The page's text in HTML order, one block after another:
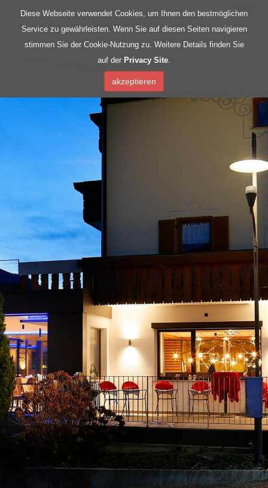
de|it
Diese Webseite verwendet Cookies, um Ihnen den bestmöglichen
Service zu gewährleisten. Wenn Sie auf diesen Seiten navigieren
stimmen Sie der Cookie-Nutzung zu. Weitere Details finden Sie
auf der Privacy Site.